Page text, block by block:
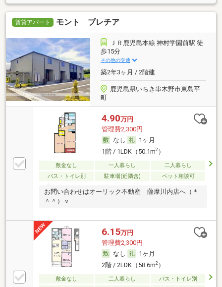
賃貸アパート モント ブレチア
ＪＲ鹿児島本線 神村学園前駅 徒
歩15分
その他の交通
築2年3ヶ月 / 2階建
鹿児島県いちき串木野市東島平
町
4.90万円
管理費2,300円
なし
1ヶ月
1階 / 1LDK（50.1m2）
敷金なし 一人暮らし
二人暮らし
バス・トイレ別
駐車場(近隣含) ペット相談可
お問い合わせはオーリック不動産 薩摩川内店へ（＊
＾＾）ｖ
6.15万円
管理費2,300円
なし
1ヶ月
2階 / 2LDK（58.6m2）
敷金なし 二人暮らし
バス・トイレ別